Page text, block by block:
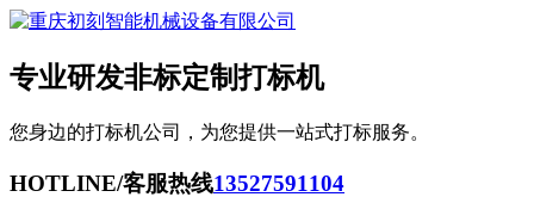
专业研发非标定制打标机
您身边的打标机公司，为您提供一站式打标服务。
HOTLINE/客服热线13527591104